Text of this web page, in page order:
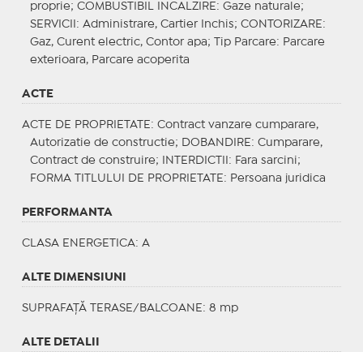
proprie; COMBUSTIBIL INCALZIRE : Gaze naturale;
SERVICII : Administrare, Cartier Inchis; CONTORIZARE :
Gaz, Curent electric, Contor apa;
Tip Parcare: Parcare
exterioara, Parcare acoperita
ACTE
ACTE DE PROPRIETATE : Contract vanzare cumparare,
Autorizatie de constructie;
DOBANDIRE : Cumparare,
Contract de construire;
INTERDICTII : Fara sarcini;
FORMA TITLULUI DE PROPRIETATE : Persoana juridica
PERFORMANTA
CLASA ENERGETICA: A
ALTE DIMENSIUNI
SUPRAFAȚĂ TERASE/BALCOANE: 8 mp
ALTE DETALII